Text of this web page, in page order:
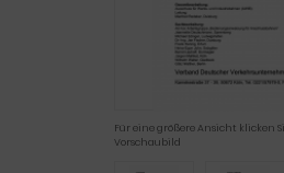
Für eine größere Ansicht klicken
Vorschaubild